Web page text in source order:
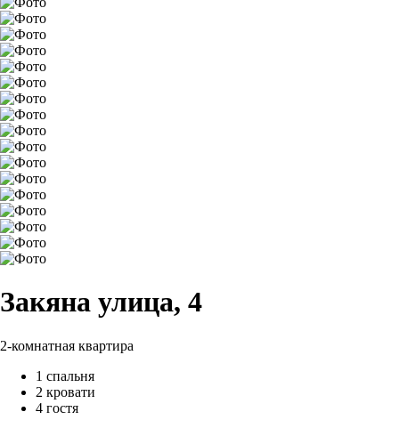
Закяна улица, 4
2-комнатная квартира
1 спальня
2 кровати
4 гостя